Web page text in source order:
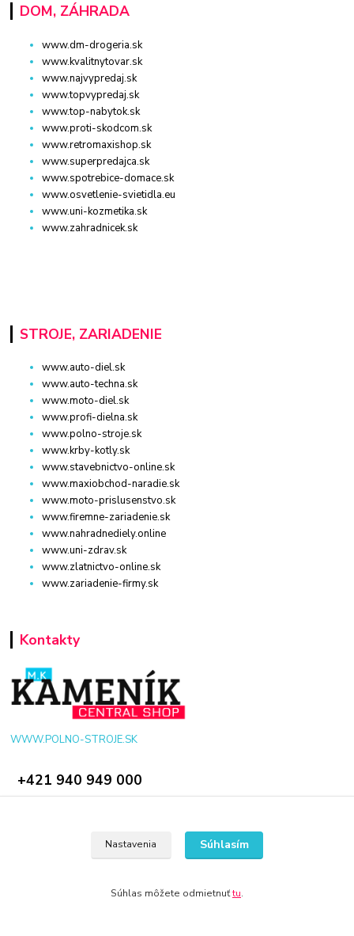
DOM, ZÁHRADA
www.dm-drogeria.sk
www.kvalitnytovar.sk
www.najvypredaj.sk
www.topvypredaj.sk
www.top-nabytok.sk
www.proti-skodcom.sk
www.retromaxishop.sk
www.superpredajca.sk
www.spotrebice-domace.sk
www.osvetlenie-svietidla.eu
www.uni-kozmetika.sk
www.zahradnicek.sk
STROJE, ZARIADENIE
www.auto-diel.sk
www.auto-techna.sk
www.moto-diel.sk
www.profi-dielna.sk
www.polno-stroje.sk
www.krby-kotly.sk
www.stavebnictvo-online.sk
www.maxiobchod-naradie.sk
www.moto-prislusenstvo.sk
www.firemne-zariadenie.sk
www.nahradnediely.online
www.uni-zdrav.sk
www.zlatnictvo-online.sk
www.zariadenie-firmy.sk
Kontakty
WWW.POLNO-STROJE.SK
+421 940 949 000
Nastavenia Súhlasím
Súhlas môžete odmietnuťtu.